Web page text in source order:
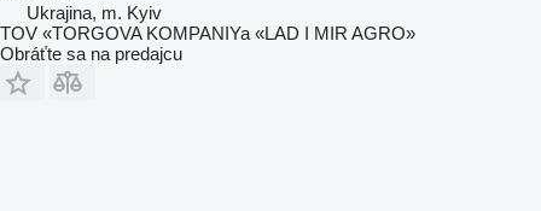
Ukrajina, m. Kyiv
TOV «TORGOVA KOMPANIYa «LAD I MIR AGRO»
Obráťte sa na predajcu